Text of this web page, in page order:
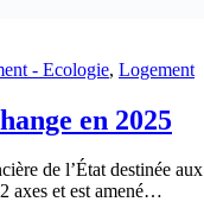
- Ecologie, Logement
en 2025
de l’État destinée
axes et est amené…